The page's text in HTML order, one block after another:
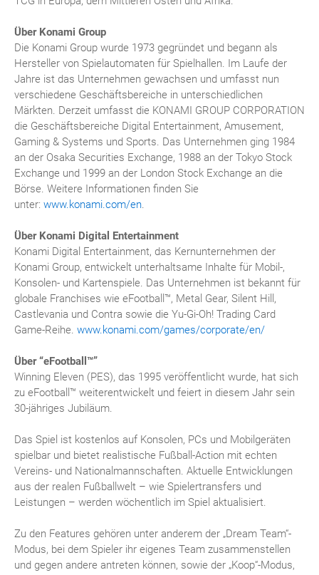
Über Konami Group
Die Konami Group wurde 1973 gegründet und begann als
Hersteller von Spielautomaten für Spielhallen. Im Laufe der
Jahre ist das Unternehmen gewachsen und umfasst nun
verschiedene Geschäftsbereiche in unterschiedlichen
Märkten. Derzeit umfasst die KONAMI GROUP CORPORATION
die Geschäftsbereiche Digital Entertainment, Amusement,
Gaming & Systems und Sports. Das Unternehmen ging 1984
an der Osaka Securities Exchange, 1988 an der Tokyo Stock
Exchange und 1999 an der London Stock Exchange an die
Börse. Weitere Informationen finden Sie
unter: www.konami.com/en.
Über Konami Digital Entertainment
Konami Digital Entertainment, das Kernunternehmen der
Konami Group, entwickelt unterhaltsame Inhalte für Mobil-,
Konsolen- und Kartenspiele. Das Unternehmen ist bekannt für
globale Franchises wie eFootball™, Metal Gear, Silent Hill,
Castlevania und Contra sowie die Yu-Gi-Oh! Trading Card
Game-Reihe. www.konami.com/games/corporate/en/
Über “eFootball™”
Winning Eleven (PES), das 1995 veröffentlicht wurde, hat sich
zu eFootball™ weiterentwickelt und feiert in diesem Jahr sein
30-jähriges Jubiläum.
Das Spiel ist kostenlos auf Konsolen, PCs und Mobilgeräten
spielbar und bietet realistische Fußball-Action mit echten
Vereins- und Nationalmannschaften. Aktuelle Entwicklungen
aus der realen Fußballwelt – wie Spielertransfers und
Leistungen – werden wöchentlich im Spiel aktualisiert.
Zu den Features gehören unter anderem der „Dream Team“-
Modus, bei dem Spieler ihr eigenes Team zusammenstellen
und gegen andere antreten können, sowie der „Koop“-Modus,